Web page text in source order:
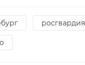
росгвардия